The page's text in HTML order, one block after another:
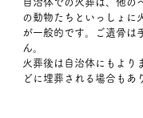
の動物たちといっしょに
が一般的です。ご遺骨は
ん。
火葬後は自治体にもより
どに埋葬される場合もあ